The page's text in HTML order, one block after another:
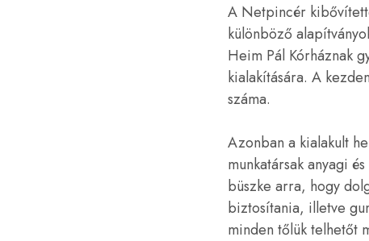
A Netpincér
különböző
Heim Pál Kórháznak
kialakítására. A
száma.
Azonban a kialakult
munkatársak anyagi
büszke arra, hogy
biztosítania, illetve
minden tőlük telhetőt